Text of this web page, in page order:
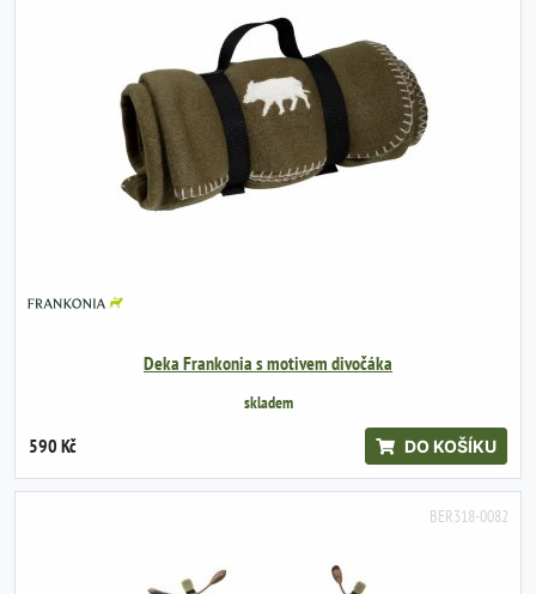
Deka Frankonia s motivem divočáka
skladem
590 Kč DO KOŠÍKU
BER318-0082